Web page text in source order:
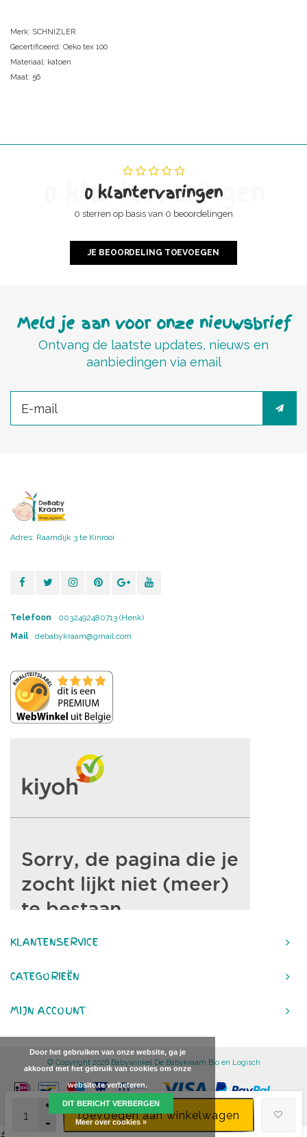
+
-
toevoegen aan winkelwagen
Merk: SCHNIZLER
Gecertificeerd: Oeko tex 100
Materiaal: katoen
Maat: 56
0 klantervaringen
0 klantervaringen
0 sterren op basis van 0 beoordelingen
JE BEOORDELING TOEVOEGEN
Meld je aan voor onze nieuwsbrief
Ontvang de laatste updates, nieuws en
aanbiedingen via email
Adres: Raamdijk 3 te Kinrooi
Telefoon
0032492480713 (Henk)
Mail
debabykraam@gmail.com
KLANTENSERVICE
CATEGORIEËN
MIJN ACCOUNT
© Copyright 2026 Babywinkel De Babykraam Bio en Logisch
Door het gebruiken van onze website, ga je
akkoord met het gebruik van cookies om onze
website te verbeteren.
DIT BERICHT VERBERGEN
Meer over cookies »